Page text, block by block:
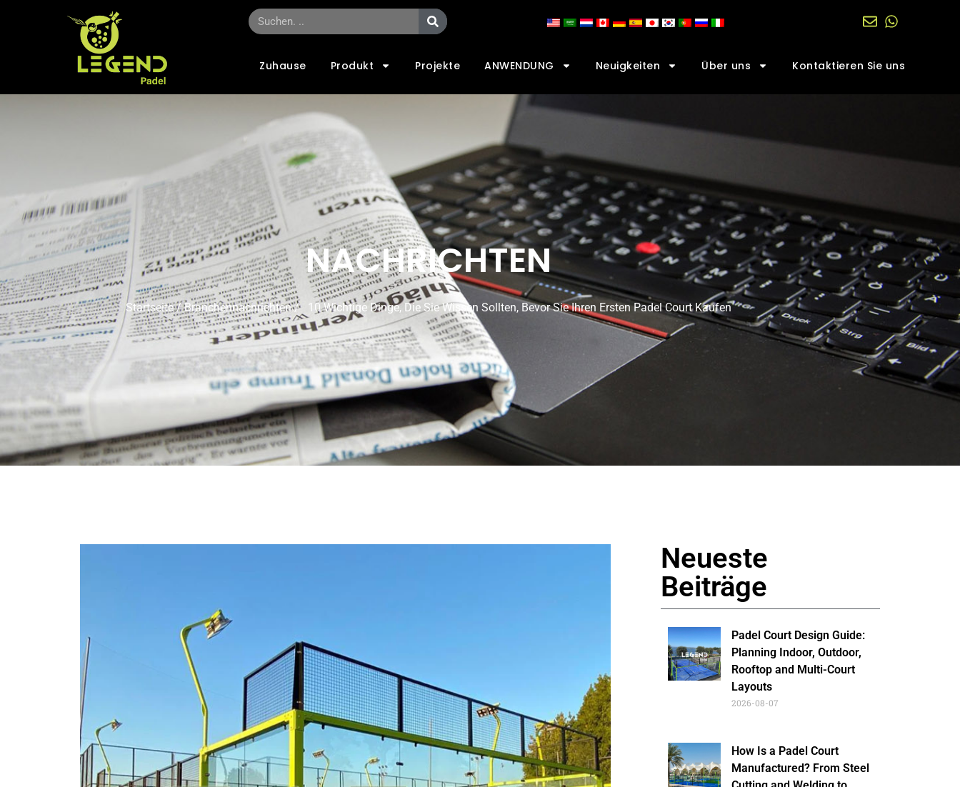
Zuhause Produkt Projekte ANWENDUNG Neuigkeiten Über uns Kontaktieren Sie uns
NACHRICHTEN
Startseite/Branchennachrichten/ 10 Wichtige Dinge, Die Sie Wissen Sollten, Bevor Sie Ihren Ersten Padel Court Kaufen
Neueste
Beiträge
Padel Court Design Guide:
Planning Indoor, Outdoor,
Rooftop and Multi-Court
Layouts
2026-08-07
How Is a Padel Court
Manufactured? From Steel